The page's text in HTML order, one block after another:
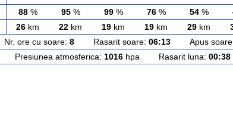
88% 95% 99% 76% 54%
26 km 22 km 19 km 19 km 29 km
Nr. ore cu soare: 8 Rasarit soare: 06:13 Apus
Presiunea atmosferica: 1016 hpa Rasarit luna: 00:38